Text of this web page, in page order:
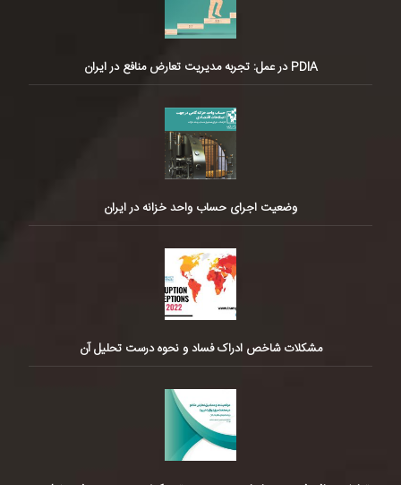
PDIA در عمل: تجربه مدیریت تعارض منافع در ایران
وضعیت اجرای حساب واحد خزانه در ایران
مشکلات شاخص ادراک فساد و نحوه درست تحلیل آن